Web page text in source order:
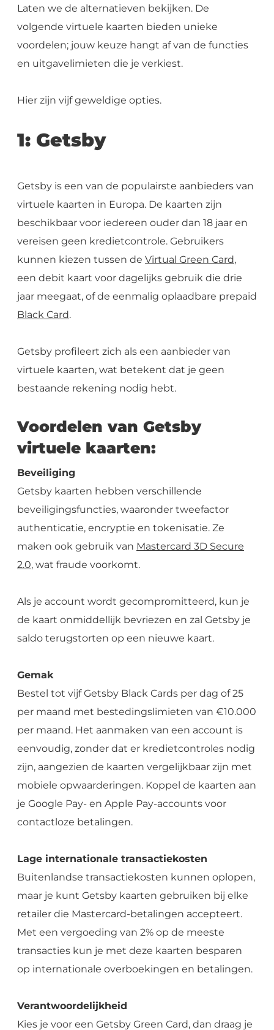
Laten we de alternatieven bekijken. De
volgende virtuele kaarten bieden unieke
voordelen; jouw keuze hangt af van de functies
en uitgavelimieten die je verkiest.
Hier zijn vijf geweldige opties.
1: Getsby
Getsby is een van de populairste aanbieders van
virtuele kaarten in Europa. De kaarten zijn
beschikbaar voor iedereen ouder dan 18 jaar en
vereisen geen kredietcontrole. Gebruikers
kunnen kiezen tussen de Virtual Green Card,
een debit kaart voor dagelijks gebruik die drie
jaar meegaat, of de eenmalig oplaadbare prepaid
Black Card.
Getsby profileert zich als een aanbieder van
virtuele kaarten, wat betekent dat je geen
bestaande rekening nodig hebt.
Voordelen van Getsby
virtuele kaarten:
Beveiliging
Getsby kaarten hebben verschillende
beveiligingsfuncties, waaronder tweefactor
authenticatie, encryptie en tokenisatie. Ze
maken ook gebruik van Mastercard 3D Secure
2.0, wat fraude voorkomt.
Als je account wordt gecompromitteerd, kun je
de kaart onmiddellijk bevriezen en zal Getsby je
saldo terugstorten op een nieuwe kaart.
Gemak
Bestel tot vijf Getsby Black Cards per dag of 25
per maand met bestedingslimieten van €10.000
per maand. Het aanmaken van een account is
eenvoudig, zonder dat er kredietcontroles nodig
zijn, aangezien de kaarten vergelijkbaar zijn met
mobiele opwaarderingen. Koppel de kaarten aan
je Google Pay- en Apple Pay-accounts voor
contactloze betalingen.
Lage internationale transactiekosten
Buitenlandse transactiekosten kunnen oplopen,
maar je kunt Getsby kaarten gebruiken bij elke
retailer die Mastercard-betalingen accepteert.
Met een vergoeding van 2% op de meeste
transacties kun je met deze kaarten besparen
op internationale overboekingen en betalingen.
Verantwoordelijkheid
Kies je voor een Getsby Green Card, dan draag je